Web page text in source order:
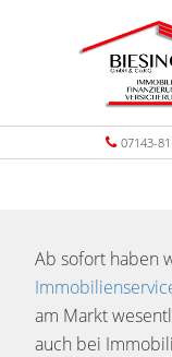
07143-
Ab sofort haben
am Markt
auch bei